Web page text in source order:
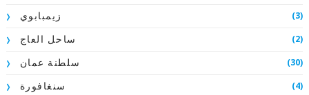
زيمبابوي (3)
ساحل العاج (2)
سلطنة عمان (30)
سنغافورة (4)